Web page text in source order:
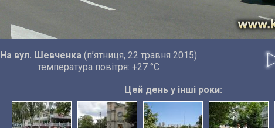
На вул. Шевченка(п’ятниця, 22 травня 2015)
температура повітря: +27 °C
Цей день у інші роки: